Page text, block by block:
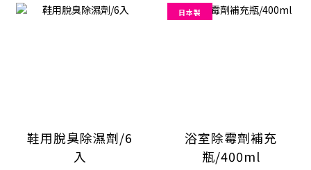
鞋用脫臭除濕劑/6
入
日本製
浴室除霉劑補充
瓶/400ml